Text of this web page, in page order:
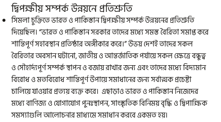
দ্বিপক্ষীয় সম্পর্ক উন্নয়নে প্রতিশ্রুতি
সিমলা চুক্তিতে ভারত ও পাকিস্তান দ্বিপক্ষীয় সম্পর্ক উন্নয়নের প্রতিশ্রুতি
দিয়েছিল। “ভারত ও পাকিস্তান সরকার তাদের মধ্যে সমস্ত বৈরিতা সমাপ্ত করে
শান্তিপূর্ণ সহাবস্থান প্রতিষ্ঠার অঙ্গীকার করে।” উভয় দেশই তাদের সকল
বৈরিতার অবসান ঘটানো, জাতীয় ও আন্তর্জাতিক পর্যায়ে সকল ক্ষেত্রে বন্ধুত্ব
ও সৌহার্দ্যপূর্ণ সম্পর্ক স্থাপন ও বজায় রাখার জন্য এবং তাদের মধ্যে বিদ্যমান
বিরোধ ও মতবিরোধ শান্তিপূর্ণ উপায়ে সমাধানের জন্য সর্বাত্মক প্রচেষ্টা
চালিয়ে যাওয়ার প্রত্যয় ব্যক্ত করে। এছাড়াও ভারত ও পাকিস্তান নিজেদের
মধ্যে বাণিজ্য ও যোগাযোগ পুনঃস্থাপন, সাংস্কৃতিক বিনিময় বৃদ্ধি ও দ্বিপাক্ষিক
সমস্যাগুলি আলোচনার মাধ্যমে সমাধান করবে একমত হয়।